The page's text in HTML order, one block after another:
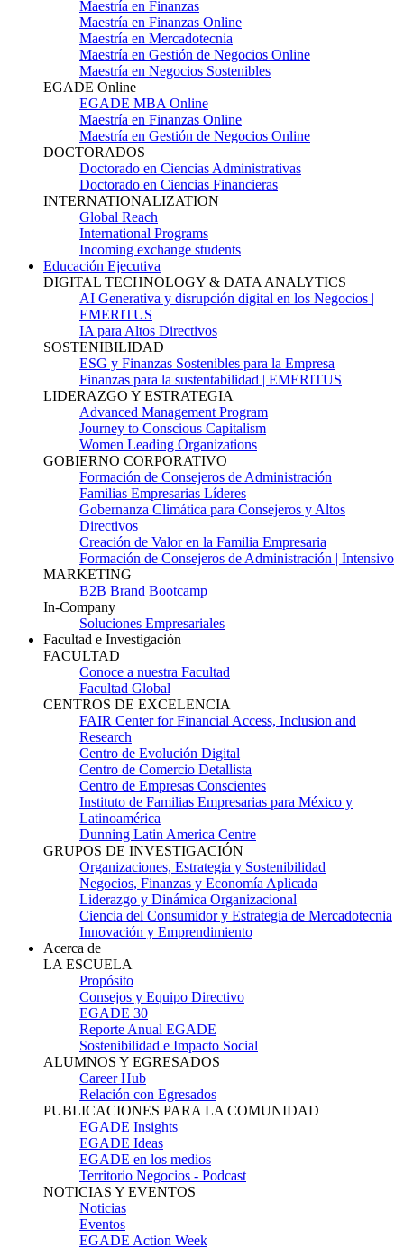
Maestría en Finanzas
Maestría en Finanzas Online
Maestría en Mercadotecnia
Maestría en Gestión de Negocios Online
Maestría en Negocios Sostenibles
EGADE Online
EGADE MBA Online
Maestría en Finanzas Online
Maestría en Gestión de Negocios Online
DOCTORADOS
Doctorado en Ciencias Administrativas
Doctorado en Ciencias Financieras
INTERNATIONALIZATION
Global Reach
International Programs
Incoming exchange students
Educación Ejecutiva
DIGITAL TECHNOLOGY & DATA ANALYTICS
AI Generativa y disrupción digital en los Negocios |
EMERITUS
IA para Altos Directivos
SOSTENIBILIDAD
ESG y Finanzas Sostenibles para la Empresa
Finanzas para la sustentabilidad | EMERITUS
LIDERAZGO Y ESTRATEGIA
Advanced Management Program
Journey to Conscious Capitalism
Women Leading Organizations
GOBIERNO CORPORATIVO
Formación de Consejeros de Administración
Familias Empresarias Líderes
Gobernanza Climática para Consejeros y Altos
Directivos
Creación de Valor en la Familia Empresaria
Formación de Consejeros de Administración | Intensivo
MARKETING
B2B Brand Bootcamp
In-Company
Soluciones Empresariales
Facultad e Investigación
FACULTAD
Conoce a nuestra Facultad
Facultad Global
CENTROS DE EXCELENCIA
FAIR Center for Financial Access, Inclusion and
Research
Centro de Evolución Digital
Centro de Comercio Detallista
Centro de Empresas Conscientes
Instituto de Familias Empresarias para México y
Latinoamérica
Dunning Latin America Centre
GRUPOS DE INVESTIGACIÓN
Organizaciones, Estrategia y Sostenibilidad
Negocios, Finanzas y Economía Aplicada
Liderazgo y Dinámica Organizacional
Ciencia del Consumidor y Estrategia de Mercadotecnia
Innovación y Emprendimiento
Acerca de
LA ESCUELA
Propósito
Consejos y Equipo Directivo
EGADE 30
Reporte Anual EGADE
Sostenibilidad e Impacto Social
ALUMNOS Y EGRESADOS
Career Hub
Relación con Egresados
PUBLICACIONES PARA LA COMUNIDAD
EGADE Insights
EGADE Ideas
EGADE en los medios
Territorio Negocios - Podcast
NOTICIAS Y EVENTOS
Noticias
Eventos
EGADE Action Week